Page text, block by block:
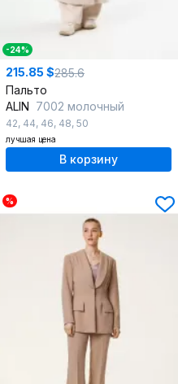
-24%
215.85 $285.6
Пальто
ALIN 7002 молочный
42, 44, 46, 48, 50
лучшая цена
В корзину
%